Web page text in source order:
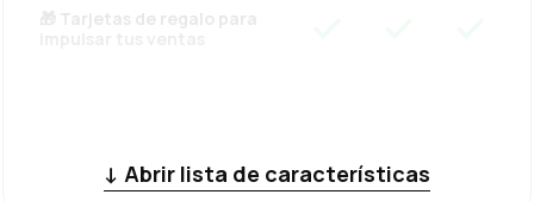
🎁 Tarjetas de regalo para
↓ Abrir lista de características